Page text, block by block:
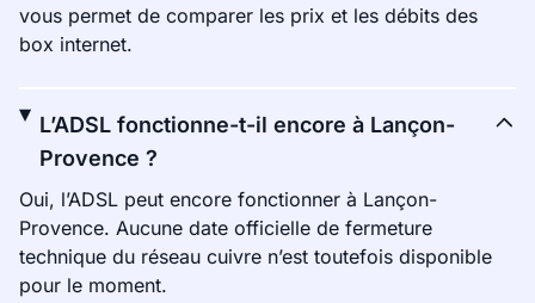
vous permet de comparer les prix et les débits des
box internet.
L’ADSL fonctionne-t-il encore à Lançon-
Provence ?
Oui, l’ADSL peut encore fonctionner à Lançon-
Provence. Aucune date officielle de fermeture
technique du réseau cuivre n’est toutefois disponible
pour le moment.